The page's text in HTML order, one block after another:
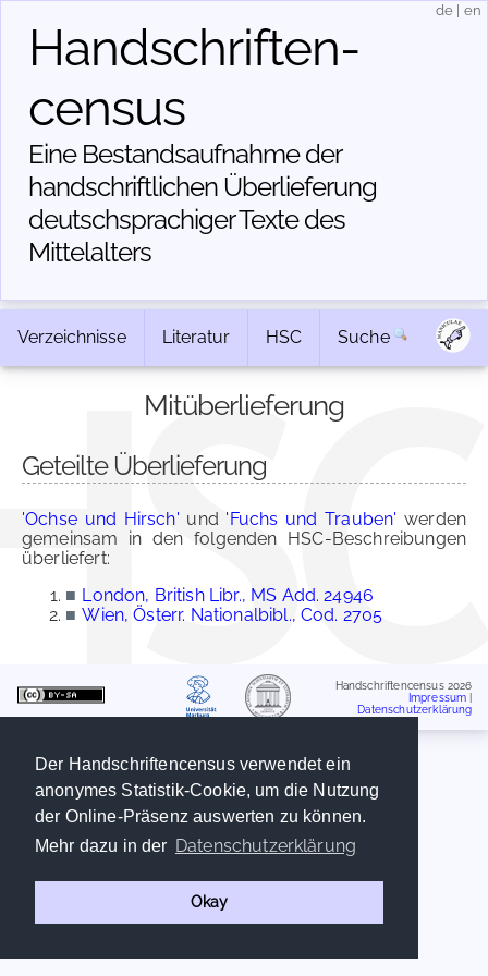
Der Handschriftencensus verwendet ein
anonymes Statistik-Cookie, um die Nutzung
der Online-Präsenz auswerten zu können.
Mehr dazu in der Datenschutzerklärung
Okay
Handschriften­
census
Eine Bestandsaufnahme der
handschriftlichen Über­lieferung
deutschsprachiger Texte des
Mittelalters
de en
Verzeichnisse Literatur HSC Suche
Mitüberlieferung
Geteilte Überlieferung
'Ochse und Hirsch' und 'Fuchs und Trauben' werden
gemeinsam in den folgenden HSC-Beschreibungen
überliefert:
■ London, British Libr., MS Add. 24946
■ Wien, Österr. Nationalbibl., Cod. 2705
Handschriftencensus 2026
Impressum
Datenschutzerklärung